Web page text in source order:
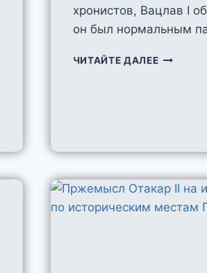
хронистов, Вацлав I
он был нормальным
ЧИТАЙТЕ ДАЛЕЕКОРОЛЬ